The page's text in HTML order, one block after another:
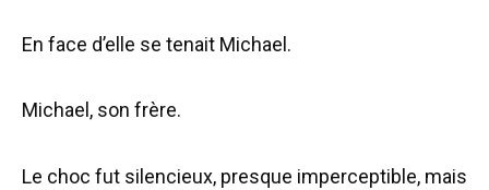
En face d’elle se tenait Michael.
Michael, son frère.
Le choc fut silencieux, presque imperceptible, mais